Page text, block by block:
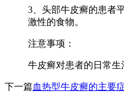
3、头部牛皮癣的患者
激性的食物。
注意事项：
牛皮癣对患者的日常
下一篇血热型牛皮癣的主要